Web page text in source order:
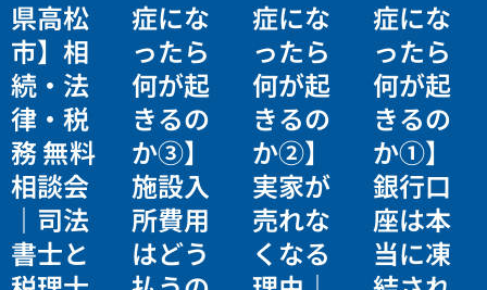
県高松
市】相
続・法
律・税
務 無料
相談会
｜司法
書士と
症にな
ったら
何が起
きるの
か③】
施設入
所費用
はどう
症にな
ったら
何が起
きるの
か②】
実家が
売れな
くなる
症にな
ったら
何が起
きるの
か①】
銀行口
座は本
当に凍